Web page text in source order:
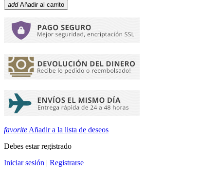
add Añadir al carrito
favorite Añadir a la lista de deseos
Debes estar registrado
Iniciar sesión | Registrarse